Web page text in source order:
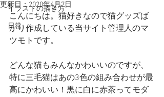
イラストの描き方
日常
更新日：2020年4月7日
こんにちは。猫好きなので猫グッズば
かり作成している当サイト管理人のマ
ツモトです。
どんな猫もみんなかわいいのですが、
特に三毛猫はあの3色の組み合わせが最
高にかわいい！黒に白に赤茶ってモダ